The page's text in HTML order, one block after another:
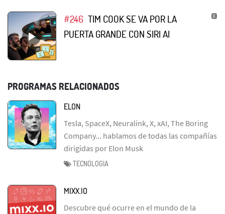
#246 TIM COOK SE VA POR LA
PUERTA GRANDE CON SIRI AI
PROGRAMAS RELACIONADOS
ELON
Tesla, SpaceX, Neuralink, X, xAI, The Boring
Company... hablamos de todas las compañías
dirigidas por Elon Musk
TECNOLOGIA
MIXX.IO
Descubre qué ocurre en el mundo de la